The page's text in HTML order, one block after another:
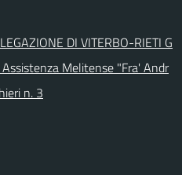
DI VITERBO-RIETI G
Melitense "Fra' Andr
n. 3